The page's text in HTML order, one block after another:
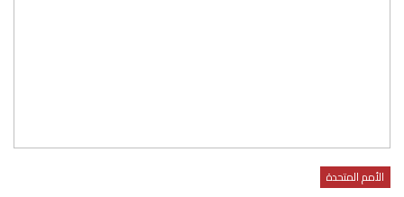
الأمم المتحدة